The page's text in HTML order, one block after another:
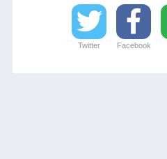
Twitter Facebook